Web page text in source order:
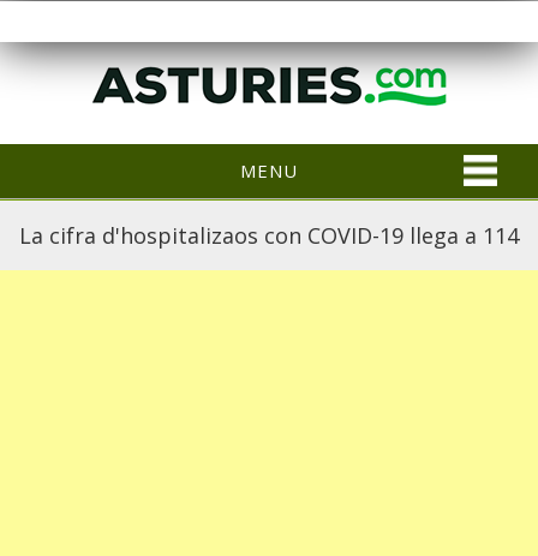
MENU
La cifra d'hospitalizaos con COVID-19 llega a 114